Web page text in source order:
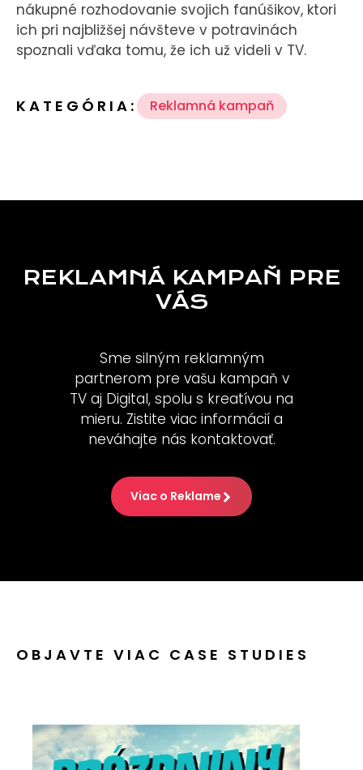
nákupné rozhodovanie svojich fanúšikov, ktori
ich pri najbližšej návšteve v potravinách
spoznali vďaka tomu, že ich už videli v TV.
KATEGÓRIA: Reklamná kampaň
REKLAMNÁ KAMPAŇ PRE
VÁS
Sme silným reklamným
partnerom pre vašu kampaň v
TV aj Digital, spolu s kreatívou na
mieru. Zistite viac informácií a
neváhajte nás kontaktovať.
Viac o Reklame
OBJAVTE VIAC CASE STUDIES